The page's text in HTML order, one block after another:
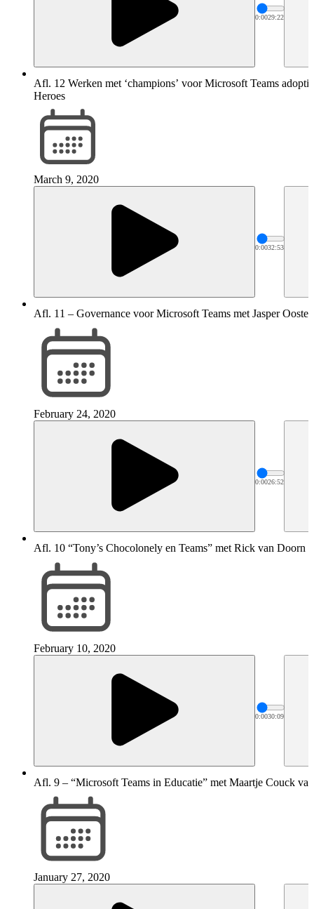
0:0029:22
Afl. 12 Werken met ‘champions’ voor Microsoft Teams
Heroes
March 9, 2020
0:0032:53
Afl. 11 – Governance voor Microsoft Teams met Jasper
February 24, 2020
0:0026:52
Afl. 10 “Tony’s Chocolonely en Teams” met Rick van Doorn
February 10, 2020
0:0030:09
Afl. 9 – “Microsoft Teams in Educatie” met Maartje Couck
January 27, 2020